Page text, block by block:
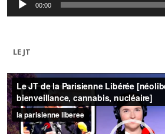
00:00
LE JT
Lecteur
vidéo